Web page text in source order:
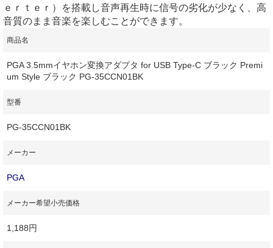
ｅｒｔｅｒ）を搭載し音声再生時に信号の劣化が少なく、高
音質のまま音楽を楽しむことができます。
商品名
PGA 3.5mmイヤホン変換アダプタ for USB Type-C ブラック Premi
um Style ブラック PG-35CCN01BK
型番
PG-35CCN01BK
メーカー
PGA
メーカー希望小売価格
1,188円